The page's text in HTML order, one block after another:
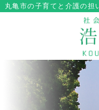
丸亀市の子育てと介護の担